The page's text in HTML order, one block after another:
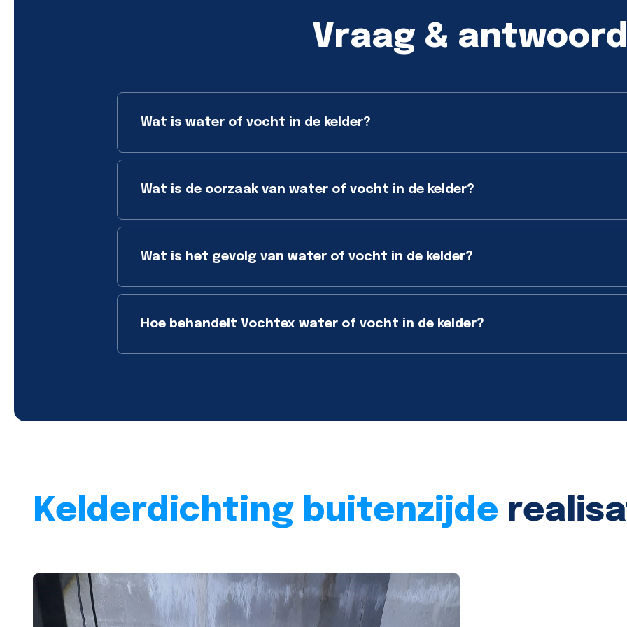
Vraag &
Wat is water of vocht in de kelder?
Wat is de oorzaak van water of vocht in de kelder?
Wat is het gevolg van water of vocht in de kelder?
Hoe behandelt Vochtex water of vocht in de kelder?
Kelderdichting buitenzijde